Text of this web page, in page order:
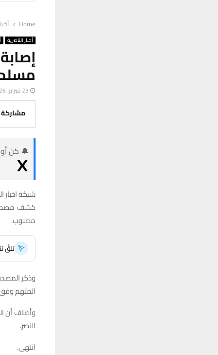
Home
أخبار الناصرية
23 فبراير، 2026
مشاركة
🔔 كن
شبكة اخبار
كشف مصدر
مطلوب.
تلقَّ
وذكر
المتهم وفق المادة 406،
وأضاف أن
النصر.
انتهى.